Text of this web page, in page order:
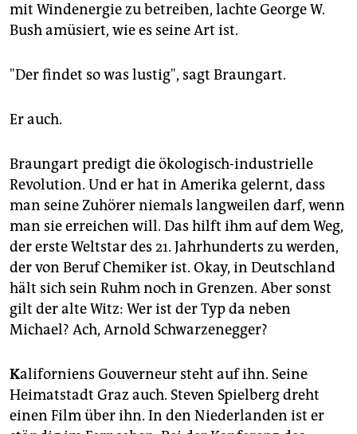
epaper login
mit Windenergie zu betreiben, lachte George W.
Bush amüsiert, wie es seine Art ist.
"Der findet so was lustig", sagt Braungart.
Er auch.
Braungart predigt die ökologisch-industrielle
Revolution. Und er hat in Amerika gelernt, dass
man seine Zuhörer niemals langweilen darf, wenn
man sie erreichen will. Das hilft ihm auf dem Weg,
der erste Weltstar des 21. Jahrhunderts zu werden,
der von Beruf Chemiker ist. Okay, in Deutschland
hält sich sein Ruhm noch in Grenzen. Aber sonst
gilt der alte Witz: Wer ist der Typ da neben
Michael? Ach, Arnold Schwarzenegger?
Kaliforniens Gouverneur steht auf ihn. Seine
Heimatstadt Graz auch. Steven Spielberg dreht
einen Film über ihn. In den Niederlanden ist er